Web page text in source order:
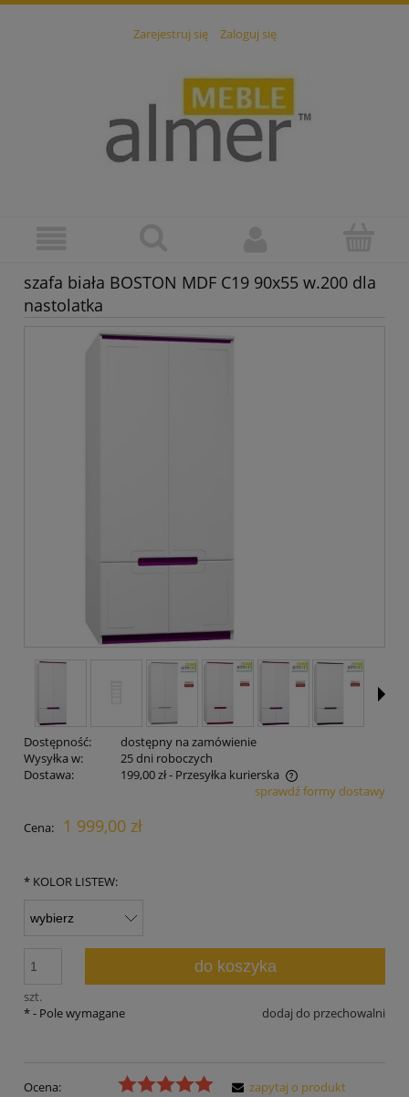
Zarejestruj się Zaloguj się
szafa biała BOSTON MDF C19 90x55 w.200 dla
nastolatka
Dostępność:
dostępny na zamówienie
Wysyłka w:
25 dni roboczych
Dostawa:
199,00 zł- Przesyłka kurierska
Cena nie zawiera ewentualnych kosztów płatnościsprawdź formy dostawy
Cena: 1 999,00 zł
* KOLOR LISTEW:
szt.
do koszyka
dodaj do przechowalni
*- Pole wymagane
Ocena:
zapytaj o produkt